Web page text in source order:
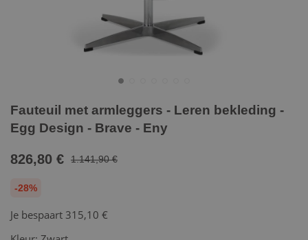
Fauteuil met armleggers - Leren bekleding -
Egg Design - Brave - Eny
826,80 € 1.141,90 €
-28%
Je bespaart 315,10 €